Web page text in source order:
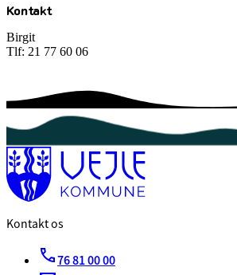
Kontakt
Birgit
Tlf: 21 77 60 06
Kontakt os
76 81 00 00